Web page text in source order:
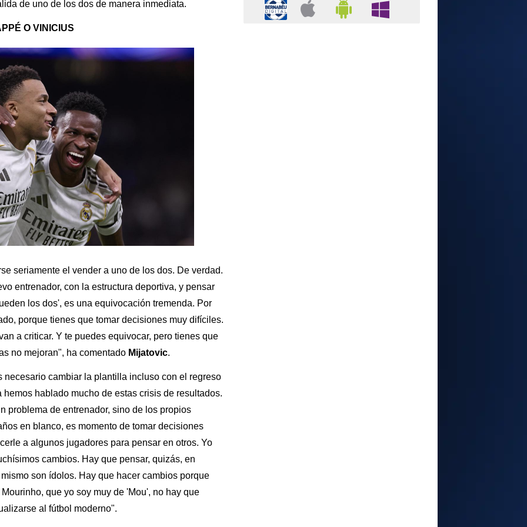
de uno de los dos de manera inmediata.
O VINICIUS
seriamente el vender a uno de los dos. De verdad.
entrenador, con la estructura deportiva, y pensar
los dos', es una equivocación tremenda. Por
porque tienes que tomar decisiones muy difíciles.
a criticar. Y te puedes equivocar, pero tienes que
no mejoran", ha comentado Mijatovic.
necesario cambiar la plantilla incluso con el regreso
hemos hablado mucho de estas crisis de resultados.
problema de entrenador, sino de los propios
en blanco, es momento de tomar decisiones
a algunos jugadores para pensar en otros. Yo
cambios. Hay que pensar, quizás, en
son ídolos. Hay que hacer cambios porque
que yo soy muy de 'Mou', no hay que
al fútbol moderno".